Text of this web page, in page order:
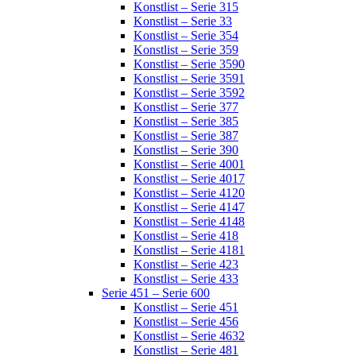
Konstlist – Serie 315
Konstlist – Serie 33
Konstlist – Serie 354
Konstlist – Serie 359
Konstlist – Serie 3590
Konstlist – Serie 3591
Konstlist – Serie 3592
Konstlist – Serie 377
Konstlist – Serie 385
Konstlist – Serie 387
Konstlist – Serie 390
Konstlist – Serie 4001
Konstlist – Serie 4017
Konstlist – Serie 4120
Konstlist – Serie 4147
Konstlist – Serie 4148
Konstlist – Serie 418
Konstlist – Serie 4181
Konstlist – Serie 423
Konstlist – Serie 433
Serie 451 – Serie 600
Konstlist – Serie 451
Konstlist – Serie 456
Konstlist – Serie 4632
Konstlist – Serie 481